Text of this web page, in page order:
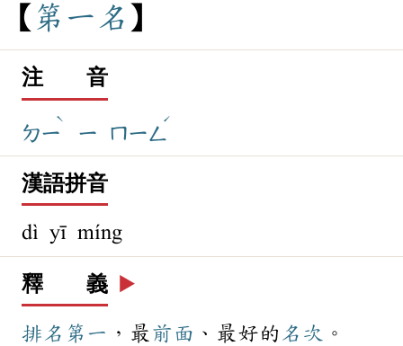
第 一 名
注 音
ㄉㄧ
ˋ
ㄧ ㄇㄧㄥ
ˊ
漢語拼音
dì yī míng
釋 義 ▶️
排名 第一 ，最 前面 、最好的 名次 。